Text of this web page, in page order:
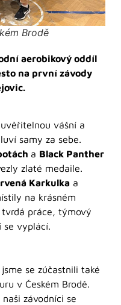
Brodě
aerobikový oddíl
na první závody
vášní a
samy za sebe.
a Black Panther
zlaté medaile.
Karkulka a
na krásném
práce, týmový
se vyplácí.
se zúčastnili také
v Českém Brodě.
závodníci se